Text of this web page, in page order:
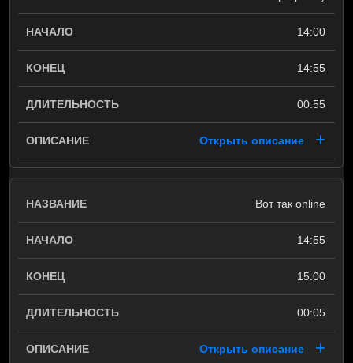
14:00
14:55
00:55
Открыть описание
Вот так online
14:55
15:00
00:05
Открыть описание